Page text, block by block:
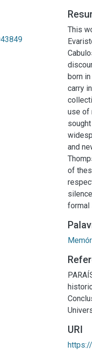
This
born
carry
use of
and
of
formal
URI